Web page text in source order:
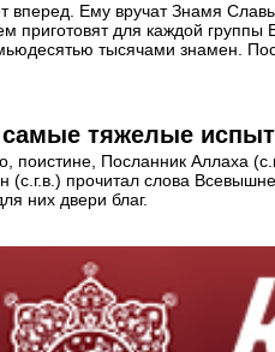
вперед. Ему вручат Знамя
приготовят для каждой группы
тысячами знамен.
тяжелые
поистине, Посланник Аллаха
(с.г.в.) прочитал слова
них двери благ.